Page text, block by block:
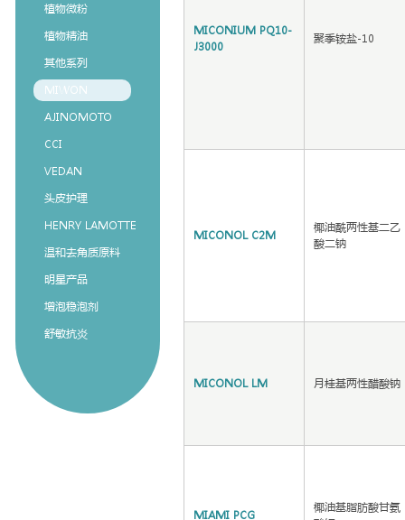
植物微粉
植物精油
其他系列
MIWON
AJINOMOTO
CCI
VEDAN
头皮护理
HENRY LAMOTTE
温和去角质原料
明星产品
增泡稳泡剂
舒敏抗炎
MICONIUM PQ10-
J3000
聚季铵盐-10
MICONOL C2M
椰油酰两性基二乙
酸二钠
MICONOL LM 月桂基两性醋酸钠
MIAMI PCG
椰油基脂肪酸甘氨